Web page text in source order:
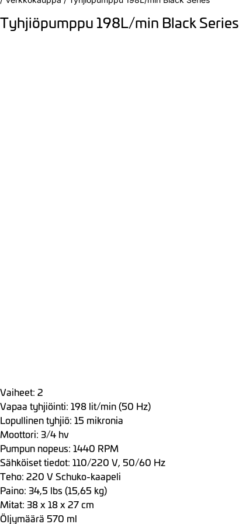
Tyhjiöpumppu 198L/min Black Series
Vaiheet: 2
Vapaa tyhjiöinti: 198 lit/min (50 Hz)
Lopullinen tyhjiö: 15 mikronia
Moottori: 3/4 hv
Pumpun nopeus: 1440 RPM
Sähköiset tiedot: 110/220 V, 50/60 Hz
Teho: 220 V Schuko-kaapeli
Paino: 34,5 lbs (15,65 kg)
Mitat: 38 x 18 x 27 cm
Öljymäärä 570 ml